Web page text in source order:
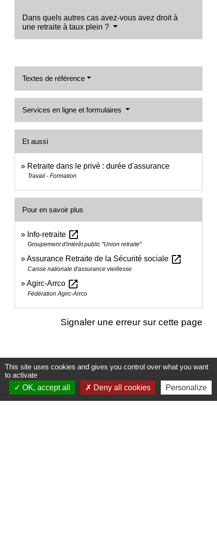
Dans quels autres cas avez-vous avez droit à
une retraite à taux plein ?
Textes de référence
Services en ligne et formulaires
Et aussi
Retraite dans le privé : durée d'assurance
Travail - Formation
Pour en savoir plus
Info-retraite open_in_new
Groupement d'intérêt public "Union retraite"
Assurance Retraite de la Sécurité sociale open_in_new
Caisse nationale d'assurance vieillesse
Agirc-Arrco open_in_new
Fédération Agirc-Arrco
Signaler une erreur sur cette page
Nous contacter
Commune de Puylaurens
This site uses cookies and gives you control over what you want
to activate
OK, accept all
Deny all cookies Personalize